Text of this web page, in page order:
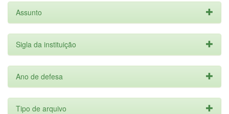
Assunto
Sigla da instituição
Ano de defesa
Tipo de arquivo